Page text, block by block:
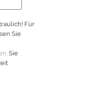
Für
Sie
. Sie